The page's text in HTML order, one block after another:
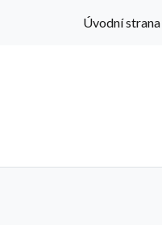
Úvodní strana